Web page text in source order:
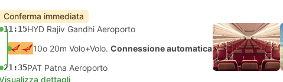
Conferma immediata
11:15HYD Rajiv Gandhi Aeroporto
10o 20m Volo+Volo. Connessione automatica
21:35PAT Patna Aeroporto
dettagli